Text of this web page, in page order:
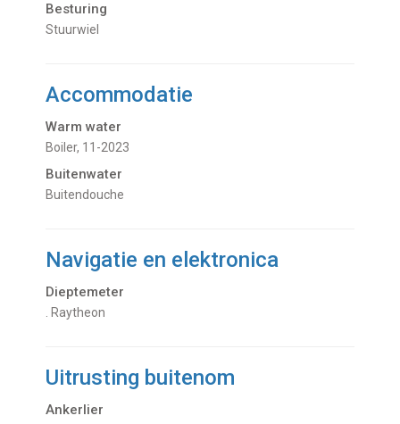
Besturing
Stuurwiel
Accommodatie
Warm water
Boiler, 11-2023
Buitenwater
buitendouche
Navigatie en elektronica
Dieptemeter
. Raytheon
Uitrusting buitenom
Ankerlier